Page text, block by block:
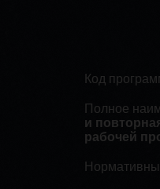
Код
Полное
и
рабочей